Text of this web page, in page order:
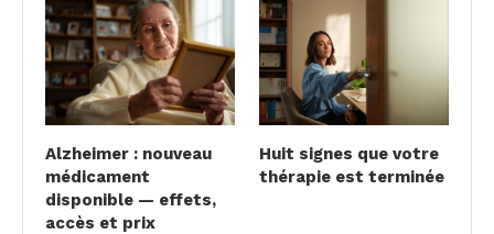
Alzheimer : nouveau
médicament
disponible — effets,
accès et prix
Huit signes que votre
thérapie est terminée